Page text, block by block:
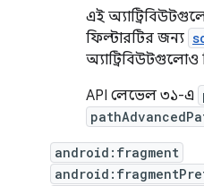
এই
ফিল্টারটির জন্য
অ্যাট্রিবিউটগুলোও
API লেভেল ৩১-এ
android:fragment